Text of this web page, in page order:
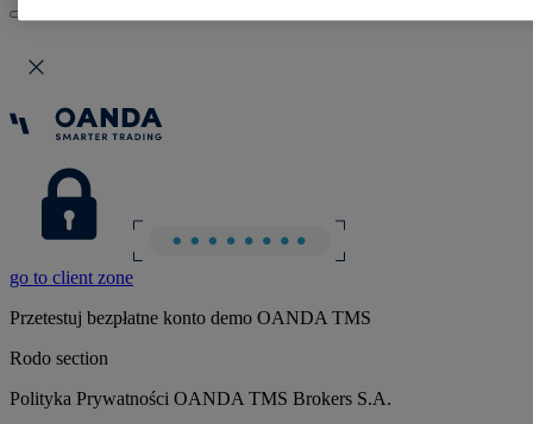
go to client zone
Przetestuj bezpłatne konto demo OANDA TMS
Rodo section
Polityka Prywatności OANDA TMS Brokers S.A.